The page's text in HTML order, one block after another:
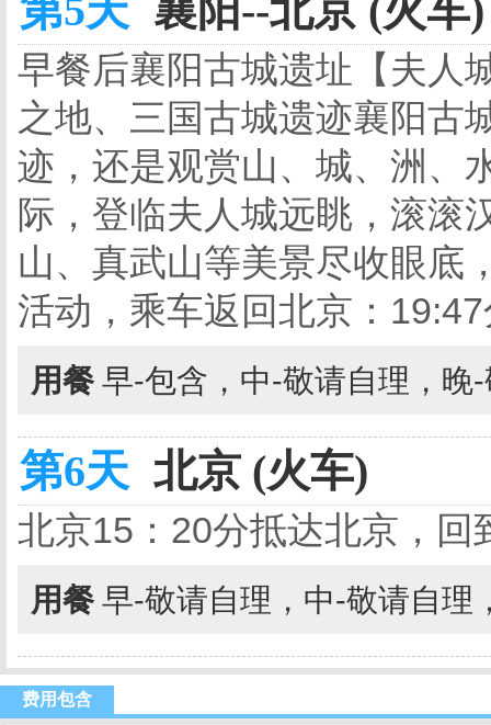
第5天 襄阳--北京 (火车)
早餐后襄阳古城遗址【夫人
之地、三国古城遗迹襄阳古
迹，还是观赏山、城、洲、
际，登临夫人城远眺，滚滚
山、真武山等美景尽收眼底
活动，乘车返回北京：
用餐 早-包含，中-敬请自理，晚
第6天 北京 (火车)
北京15：20分抵达北京，
用餐 早-敬请自理，中-敬请自理
费用包含